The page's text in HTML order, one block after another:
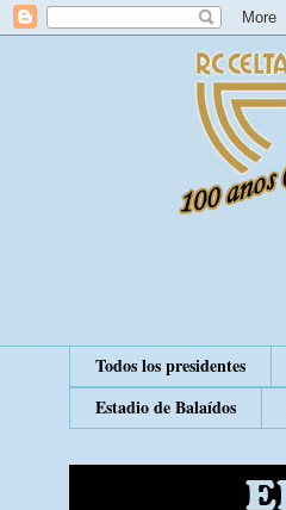
Todos los presidentes
Estadio de Balaídos